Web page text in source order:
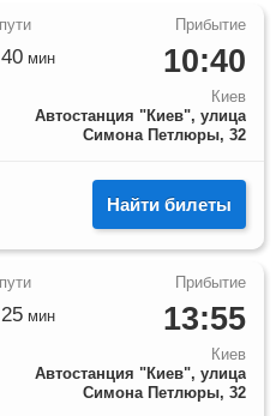
10:40
Киев
Автостанция "Киев", улица
Симона Петлюры, 32
40мин
Найти билеты
13:55
Киев
Автостанция "Киев", улица
Симона Петлюры, 32
25мин